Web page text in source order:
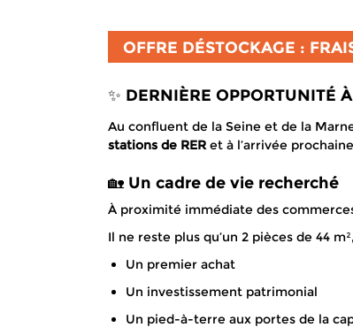
OFFRE DÉSTOCKAGE :
✨ DERNIÈRE OPPORTUNITÉ À
Au confluent de la Seine et de la
stations de RERet à l’arrivée
🏡 Un cadre de vie recherché
À proximité immédiate des
Il ne reste plus qu’un 2 pièces de 44
Un premier achat
Un investissement patrimonial
Un pied-à-terre aux portes de la